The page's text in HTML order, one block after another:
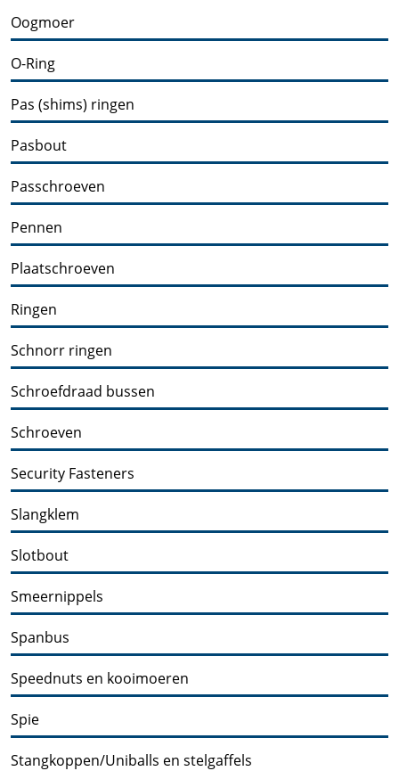
Oogmoer
O-Ring
Pas (shims) ringen
Pasbout
Passchroeven
Pennen
Plaatschroeven
Ringen
Schnorr ringen
Schroefdraad bussen
Schroeven
Security Fasteners
Slangklem
Slotbout
Smeernippels
Spanbus
Speednuts en kooimoeren
Spie
Stangkoppen/Uniballs en stelgaffels